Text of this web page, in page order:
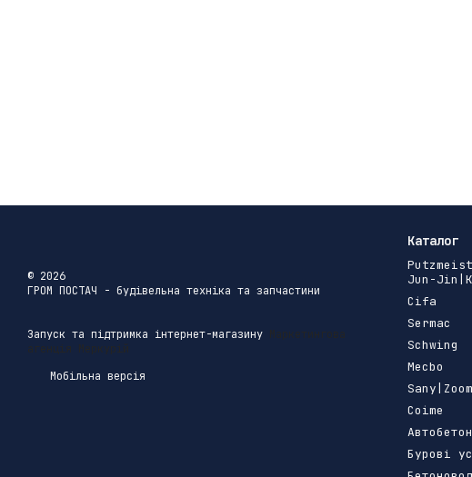
© 2026
ГРОМ ПОСТАЧ - будівельна техніка та запчастини
Запуск та підтримка інтернет-магазину Маркетингова
агенція Меркурій
Мобільна версія
Каталог
Jun-
Cifa
Sermac
Schwing
Mecbo
Coime
Бурові